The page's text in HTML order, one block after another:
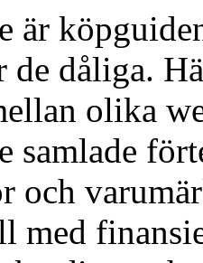
är
de dåliga.
olika
samlade
och
med